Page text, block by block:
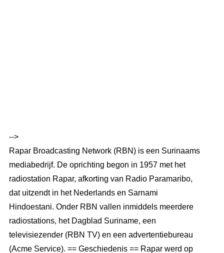
-->
Rapar Broadcasting Network (RBN) is een Surinaams
mediabedrijf. De oprichting begon in 1957 met het
radiostation Rapar, afkorting van Radio Paramaribo,
dat uitzendt in het Nederlands en Sarnami
Hindoestani. Onder RBN vallen inmiddels meerdere
radiostations, het Dagblad Suriname, een
televisiezender (RBN TV) en een advertentiebureau
(Acme Service). == Geschiedenis == Rapar werd op